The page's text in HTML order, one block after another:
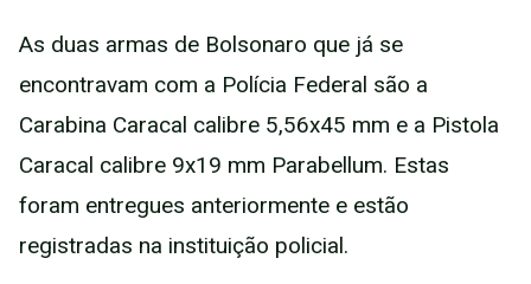
As duas armas de Bolsonaro que já se
encontravam com a Polícia Federal são a
Carabina Caracal calibre 5,56x45 mm e a Pistola
Caracal calibre 9x19 mm Parabellum. Estas
foram entregues anteriormente e estão
registradas na instituição policial.